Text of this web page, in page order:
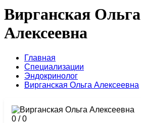
Вирганская Ольга
Алексеевна
Главная
Специализации
Эндокринолог
Вирганская Ольга Алексеевна
0 /0